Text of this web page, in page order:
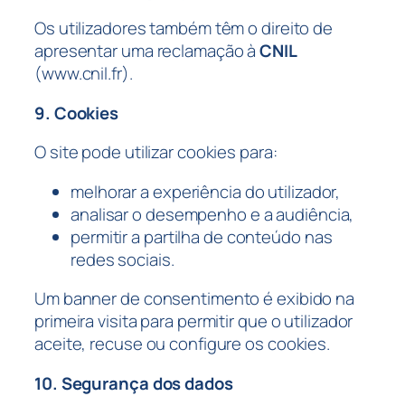
Os utilizadores também têm o direito de
apresentar uma reclamação àCNIL
(www.cnil.fr).
9. Cookies
O site pode utilizar cookies para:
melhorar a experiência do utilizador,
analisar o desempenho e a audiência,
permitir a partilha de conteúdo nas
redes sociais.
Um banner de consentimento é exibido na
primeira visita para permitir que o utilizador
aceite, recuse ou configure os cookies.
10. Segurança dos dados